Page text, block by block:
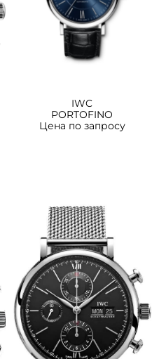
IWC
PORTOFINO
Цена по запросу